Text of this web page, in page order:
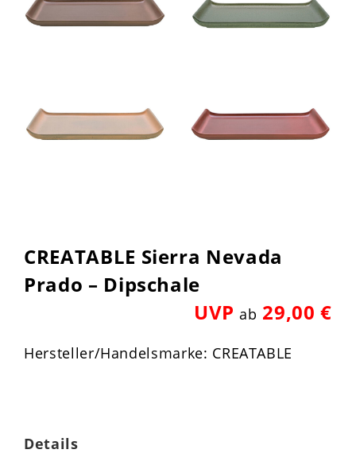
CREATABLE Sierra Nevada
Prado – Dipschale
UVPab 29,00 €
Hersteller/Handelsmarke: CREATABLE
Details